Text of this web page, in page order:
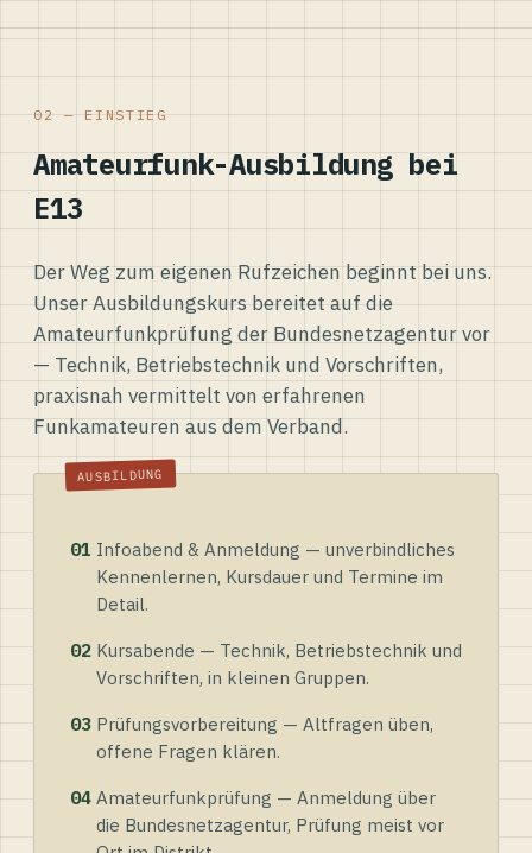
02 — EINSTIEG
Amateurfunk-Ausbildung bei
E13
Der Weg zum eigenen Rufzeichen beginnt bei uns.
Unser Ausbildungskurs bereitet auf die
Amateurfunkprüfung der Bundesnetzagentur vor
— Technik, Betriebstechnik und Vorschriften,
praxisnah vermittelt von erfahrenen
Funkamateuren aus dem Verband.
01 Infoabend & Anmeldung — unverbindliches
Kennenlernen, Kursdauer und Termine im
Detail.
02 Kursabende — Technik, Betriebstechnik und
Vorschriften, in kleinen Gruppen.
03 Prüfungsvorbereitung — Altfragen üben,
offene Fragen klären.
04 Amateurfunkprüfung — Anmeldung über
die Bundesnetzagentur, Prüfung meist vor